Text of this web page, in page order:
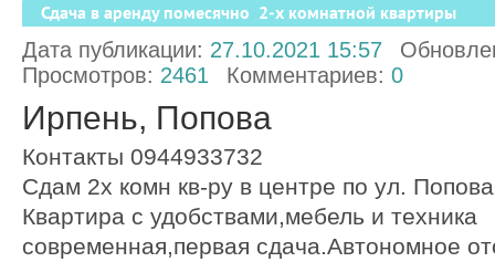
Сдача в аренду помесячно 2-х комнатной квартиры
Дата публикации: 27.10.2021 15:57
Просмотров: 2461 Комментариев: 0
Ирпень, Попова
Контакты 0944933732
Сдам 2х комн кв-ру в центре по ул.
Квартира с удобствами,мебель и техника
современная,первая сдача.Автономное